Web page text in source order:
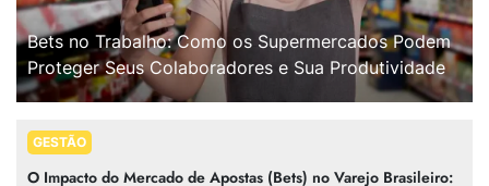
Bets no Trabalho: Como os Supermercados Podem
Proteger Seus Colaboradores e Sua Produtividade
GESTÃO
O Impacto do Mercado de Apostas (Bets) no Varejo Brasileiro: